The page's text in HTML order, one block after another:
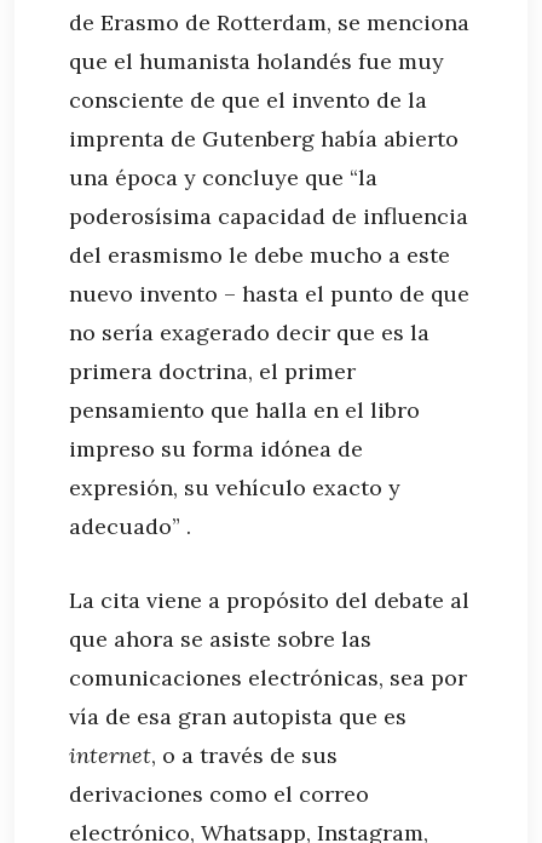
de Erasmo de Rotterdam, se menciona
que el humanista holandés fue muy
consciente de que el invento de la
imprenta de Gutenberg había abierto
una época y concluye que “la
poderosísima capacidad de influencia
del erasmismo le debe mucho a este
nuevo invento – hasta el punto de que
no sería exagerado decir que es la
primera doctrina, el primer
pensamiento que halla en el libro
impreso su forma idónea de
expresión, su vehículo exacto y
adecuado” .
La cita viene a propósito del debate al
que ahora se asiste sobre las
comunicaciones electrónicas, sea por
vía de esa gran autopista que es
internet, o a través de sus
derivaciones como el correo
electrónico, Whatsapp, Instagram,